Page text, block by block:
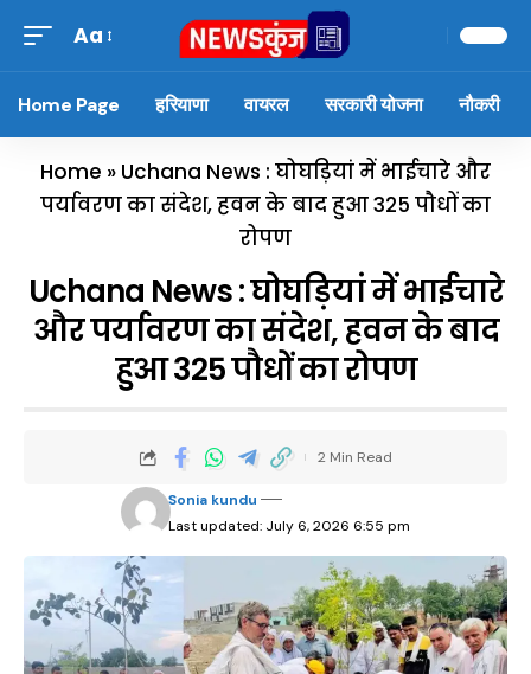
Aa
Home Page हरियाणा वायरल सरकारी योजना नौकरी
Home » Uchana News : घोघड़ियां में भाईचारे और
पर्यावरण का संदेश, हवन के बाद हुआ 325 पौधों का
रोपण
Uchana News : घोघड़ियां में भाईचारे
और पर्यावरण का संदेश, हवन के बाद
हुआ 325 पौधों का रोपण
Last updated: July 6, 2026 6:55 pm
Sonia kundu
2 Min Read